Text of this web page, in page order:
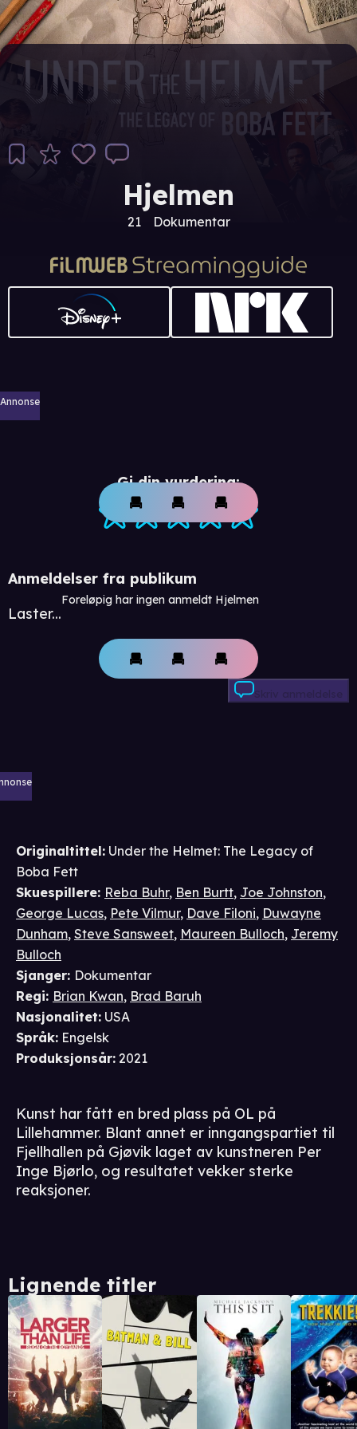
Hjelmen
21 Dokumentar
Annonse
Gi din vurdering:
Anmeldelser fra publikum
Laster...
Foreløpig har ingen anmeldt Hjelmen
Skriv anmeldelse
Originaltittel: Under the Helmet: The Legacy of
Boba Fett
Skuespillere: Reba Buhr, Ben Burtt, Joe Johnston,
George Lucas, Pete Vilmur, Dave Filoni, Duwayne
Dunham, Steve Sansweet, Maureen Bulloch, Jeremy
Bulloch
Sjanger: Dokumentar
Regi: Brian Kwan, Brad Baruh
Nasjonalitet: USA
Språk: Engelsk
Produksjonsår: 2021
Kunst har fått en bred plass på OL på
Lillehammer. Blant annet er inngangspartiet til
Fjellhallen på Gjøvik laget av kunstneren Per
Inge Bjørlo, og resultatet vekker sterke
reaksjoner.
Lignende titler